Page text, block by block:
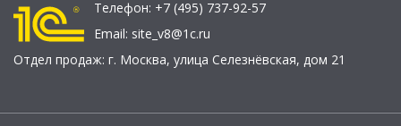
Телефон: +7 (495) 737-92-57
Email: site_v8@1c.ru
Отдел продаж: г. Москва, улица Селезнёвская, дом 21